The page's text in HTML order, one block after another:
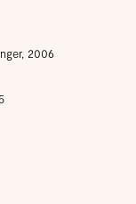
2006